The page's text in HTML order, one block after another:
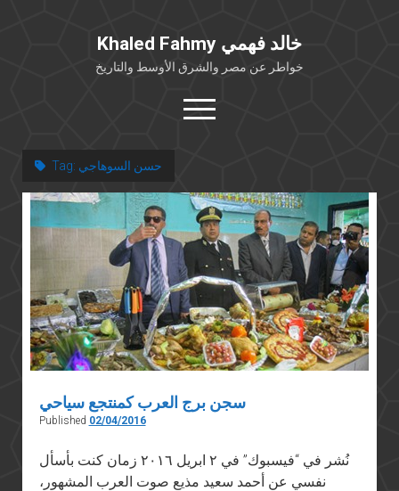
Khaled Fahmy خالد فهمي
خواطر عن مصر والشرق الأوسط والتاريخ
open
menu
خلفية شخصية
كتابات أكاديمية
مقالات صحافية
بوستات من فيسبوك
مقابلات في الإعلام
Languages
Tag: حسن السوهاجي
سجن برج العرب كمنتجع سياحي
Published 02/04/2016
نُشر في “فيسبوك” في ٢ ابريل ٢٠١٦ زمان كنت بأسأل
نفسي عن أحمد سعيد مذيع صوت العرب المشهور،